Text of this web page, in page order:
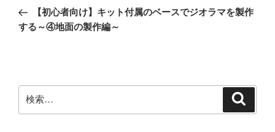
ナ
シ
ョ
の
投
【初心者向け】キット付属のベースでジオラマを製作
する～④地面の製作編～
索: